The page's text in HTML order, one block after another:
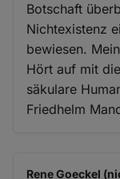
Botschaft
Nichtexistenz
bewiesen.
Hört auf mit
säkulare
Friedhelm
Rene Goeckel